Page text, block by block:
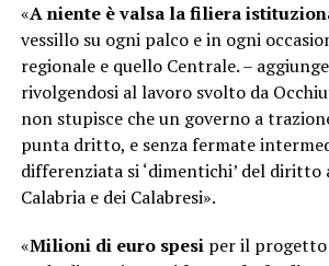
«A niente è valsa la filiera
vessillo su ogni palco e in ogni
regionale e quello Centrale. –
rivolgendosi al lavoro svolto da
non stupisce che un governo a
punta dritto, e senza fermate
differenziata si ‘dimentichi’ del
Calabria e dei Calabresi».
«Milioni di euro spesiper il